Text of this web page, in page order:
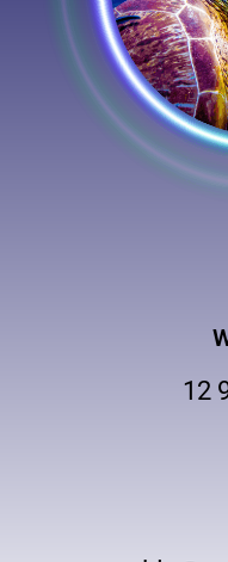
12